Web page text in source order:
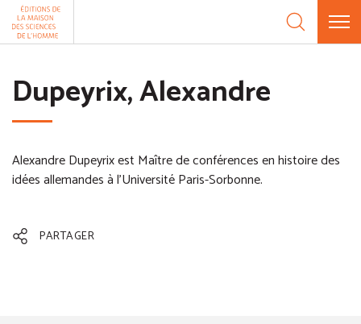
Aller au contenu
Dupeyrix, Alexandre
Alexandre Dupeyrix est Maître de conférences en histoire des
idées allemandes à l'Université Paris-Sorbonne.
PARTAGER
Panneau de gestion des cookies